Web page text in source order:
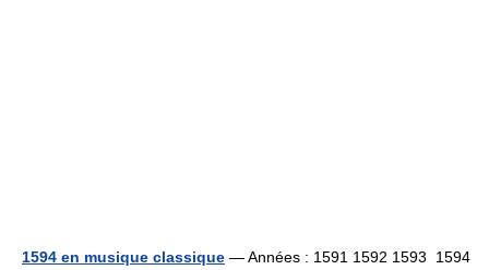
1594 en musique classique — Années : 1591 1592 1593 1594